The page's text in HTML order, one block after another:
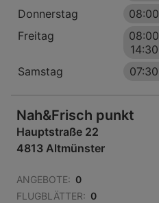
Donnerstag
08:00
Freitag
08:00
14:30
Samstag
07:30
Nah&Frisch punkt
Hauptstraße 22
4813 Altmünster
ANGEBOTE: 0
FLUGBLÄTTER: 0